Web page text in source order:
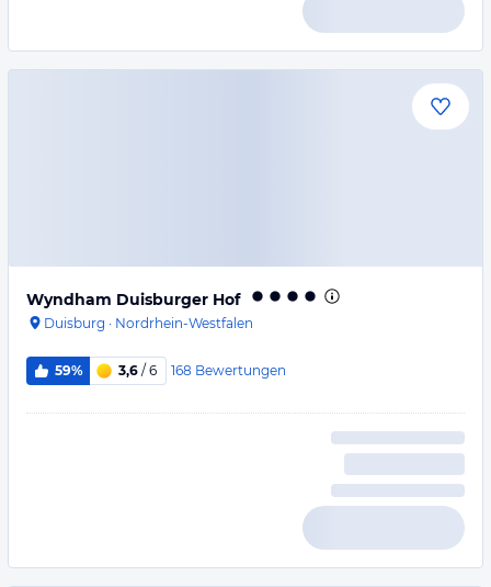
Wyndham Duisburger Hof
Duisburg · Nordrhein-Westfalen
59% 3,6 / 6 168 Bewertungen